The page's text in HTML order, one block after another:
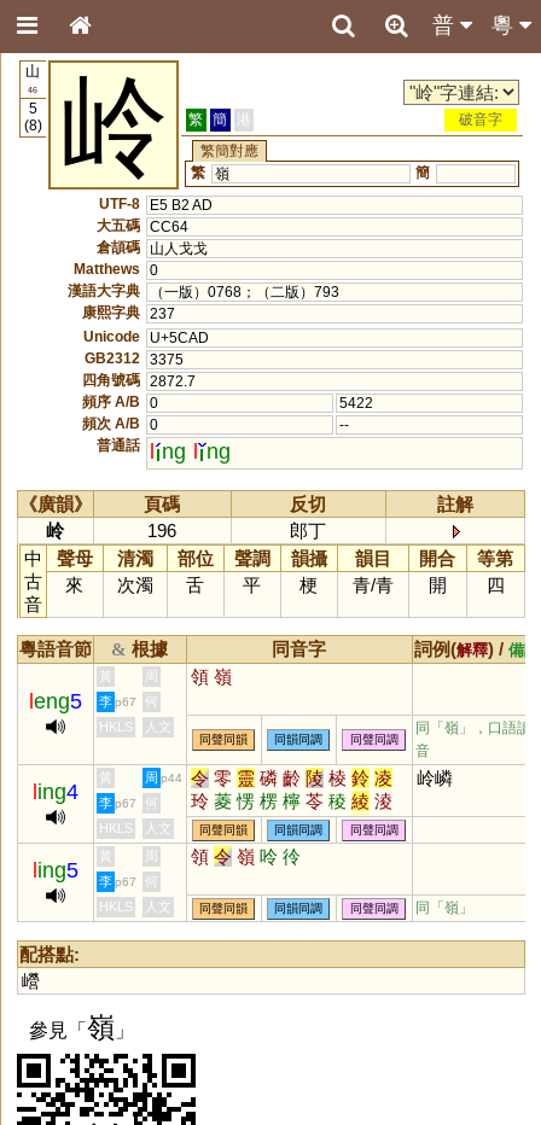
粵
普
山
46
5
(8)
岭 繁 簡 港
破音字
繁簡對應
繁 嶺
簡
UTF-8
E5 B2 AD
大五碼 CC64
倉頡碼
山人戈戈
Matthews
0
漢語大字典
（一版）0768；（二版）793
康熙字典 237
Unicode
U+5CAD
GB2312
3375
四角號碼 2872.7
頻序 A/B
0
5422
頻次 A/B
0
--
普通話
l ng l ng
《廣韻》 頁碼 反切
註解
岭
196
郎丁
中
古
音
聲母 清濁 部位 聲調 韻攝 韻目 開合
等第
來
次濁 舌 平 梗 青/青 開 四
粵語音節 & 根據 同音字 詞例(解釋) / 備註
eng5
黃 周 領 嶺
李 p67
何
HKLS
人文
同聲同韻 同韻同調 同聲同調
同「嶺 」，口語讀
音
ing4
黃 周 p44 令 零 靈 磷 齡 陵 棱 鈴 凌
玲 菱 愣 楞 檸 苓 稜 綾 淩
伶 翎 聆 泠 鯪 拎 羚 笭 柃
舲 囹 欞 蛉 酃 崚 橈 醽 呤
瓴 鴒 𦉢 夌 坽
霝 薐 櫺 怜 狑 輘 軨 堎 詅
彾 姈 婈 琌 駖 昤 蕶 砱 踜
皊 靇 錂 裬
岭嶙
李 p67
何
HKLS
人文 同聲同韻 同韻同調 同聲同調
ing5
黃 周 領 令 嶺 呤 彾
李 p67
何
HKLS
人文 同聲同韻 同韻同調 同聲同調 同「嶺 」
配搭點:
巆
參見「嶺 」